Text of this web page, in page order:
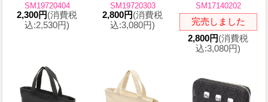
SM19720404
2,300円(消費税
込:2,530円)
SM19720303
2,800円(消費税
込:3,080円)
SM17140202
完売しました
2,800円(消費税
込:3,080円)